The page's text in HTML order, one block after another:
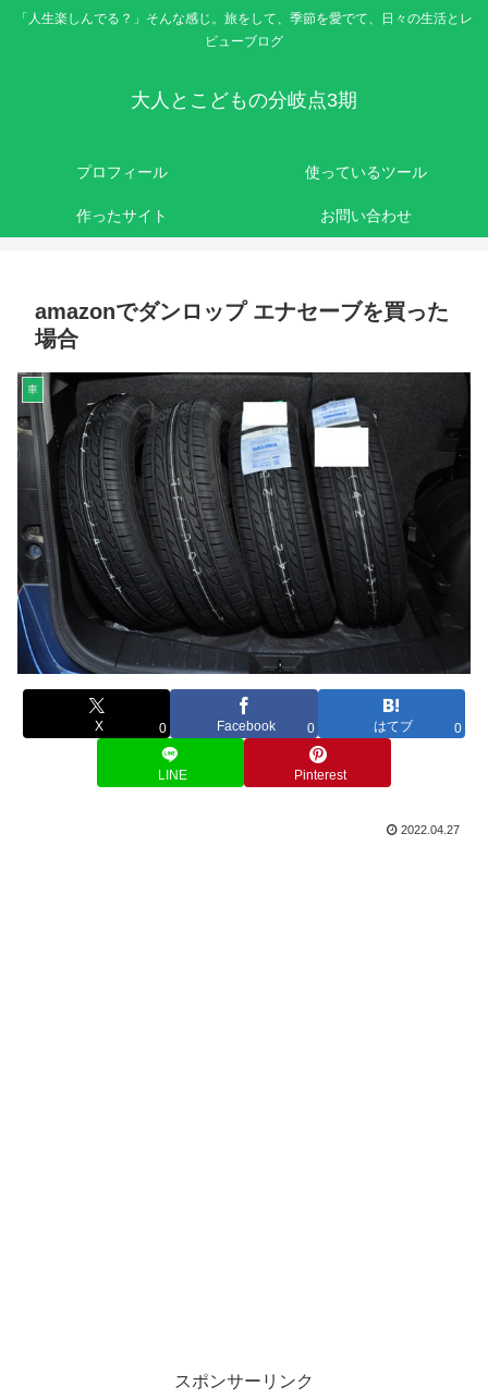
「人生楽しんでる？」そんな感じ。旅をして、季節を愛でて、日々の生活とレ
ビューブログ
大人とこどもの分岐点3期
プロフィール 使っているツール
作ったサイト お問い合わせ
amazonでダンロップ エナセーブを買った
場合
車
X 0 Facebook 0 はてブ 0
LINE Pinterest
2022.04.27
スポンサーリンク